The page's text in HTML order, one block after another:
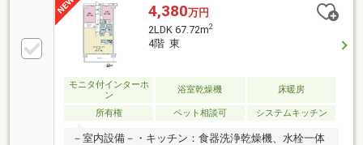
4,380万円
2LDK 67.72m2
4階 東
モニタ付インターホ
ン
浴室乾燥機 床暖房
所有権 ペット相談可 システムキッチン
－室内設備－・キッチン：食器洗浄乾燥機、水栓一体